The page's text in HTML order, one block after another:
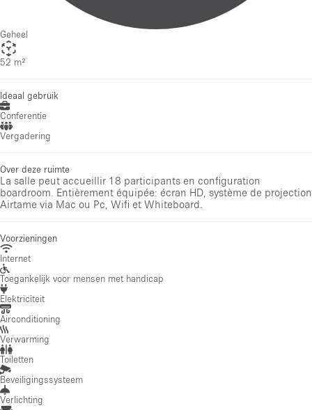
Geheel
52 m²
Ideaal gebruik
Conferentie
Vergadering
Over deze ruimte
La salle peut accueillir 18 participants en configuration
boardroom. Entièrement équipée: écran HD, système de projection
Airtame via Mac ou Pc, Wifi et Whiteboard.
Voorzieningen
Internet
Toegankelijk voor mensen met handicap
Elektriciteit
Airconditioning
Verwarming
Toiletten
Beveiligingssysteem
Verlichting